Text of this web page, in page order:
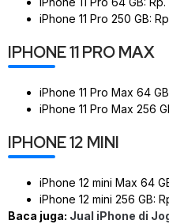
iPhone 11 Pro 250 GB:
IPHONE 11 PRO MAX
iPhone 11 Pro Max 64
iPhone 11 Pro Max 256
IPHONE 12 MINI
iPhone 12 mini Max 64
iPhone 12 mini 256 GB:
Baca juga: Jual iPhone di